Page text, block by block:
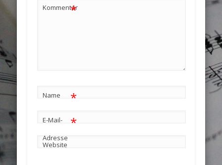
Kommentar
*
Name *
E-Mail-
Adresse
*
Website